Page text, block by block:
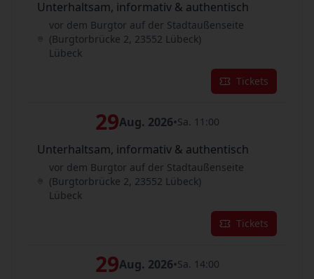
Unterhaltsam, informativ & authentisch
vor dem Burgtor auf der Stadtaußenseite
(Burgtorbrücke 2, 23552 Lübeck)
Lübeck
Tickets
29Aug. 2026•Sa. 11:00
Unterhaltsam, informativ & authentisch
vor dem Burgtor auf der Stadtaußenseite
(Burgtorbrücke 2, 23552 Lübeck)
Lübeck
Tickets
29Aug. 2026•Sa. 14:00